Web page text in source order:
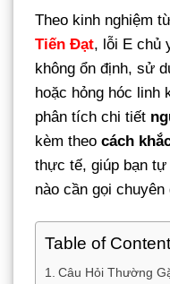
Theo kinh nghiệm
Tiến Đạt, lỗi E chủ
không ổn định, sử
hoặc hỏng hóc linh
phân tích chi tiết
kèm theo cách
thực tế, giúp bạn
nào cần gọi chuyên
Table of
Câu Hỏi Thường